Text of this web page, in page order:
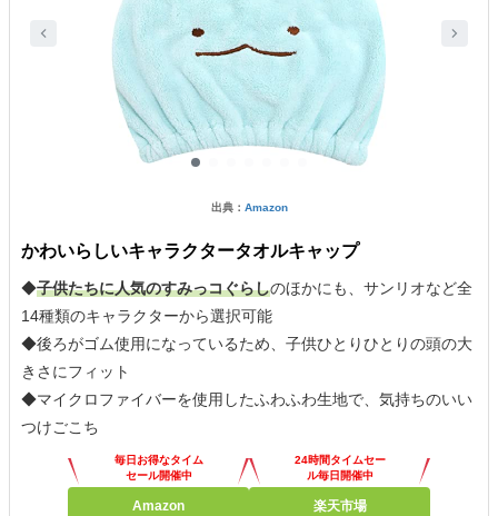
出典： Amazon
かわいらしいキャラクタータオルキャップ
◆子供たちに人気のすみっコぐらしのほかにも、サンリオなど全
14種類のキャラクターから選択可能
◆後ろがゴム使用になっているため、子供ひとりひとりの頭の大
きさにフィット
◆マイクロファイバーを使用したふわふわ生地で、気持ちのいい
つけごこち
毎日お得なタイム
セール開催中
Amazon
24時間タイムセー
ル毎日開催中
楽天市場